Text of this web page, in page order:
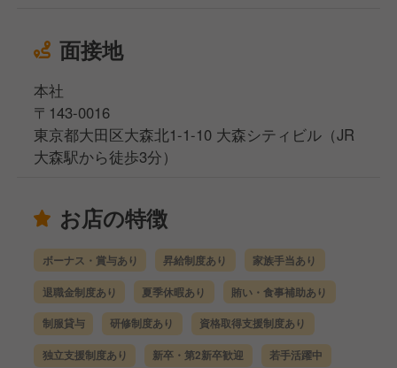
面接地
本社
〒143-0016
東京都大田区大森北1-1-10 大森シティビル（JR
大森駅から徒歩3分）
お店の特徴
ボーナス・賞与あり 昇給制度あり 家族手当あり
退職金制度あり 夏季休暇あり 賄い・食事補助あり
制服貸与 研修制度あり 資格取得支援制度あり
独立支援制度あり 新卒・第2新卒歓迎 若手活躍中